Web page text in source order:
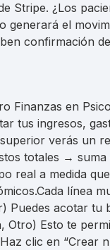
Stripe. ¿Los
generará el
confirmación
Finanzas en
tus ingresos,
verás un
totales →
real a medida
línea
Puedes acotar
Otro) Esto te
clic en